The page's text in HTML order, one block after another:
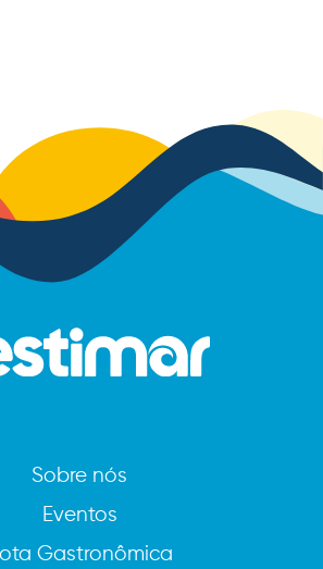
Sobre nós
Eventos
Gastronômica